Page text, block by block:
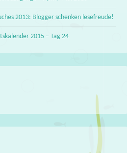
2013: Blogger schenken lesefreude!
2015 – Tag 24